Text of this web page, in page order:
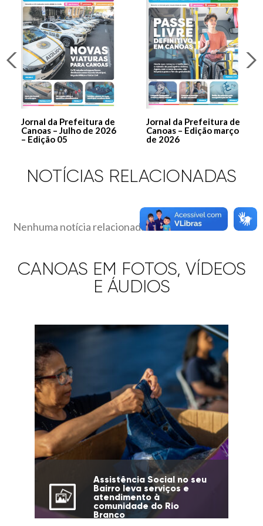
Jornal da Prefeitura de
Canoas – Julho de 2026
– Edição 05
Jornal da Prefeitura de
Canoas – Edição março
de 2026
NOTÍCIAS RELACIONADAS
Nenhuma notícia relacionada encontrada.
CANOAS EM FOTOS, VÍDEOS
E ÁUDIOS
Assistência Social no seu
Bairro leva serviços e
atendimento à
comunidade do Rio
Branco